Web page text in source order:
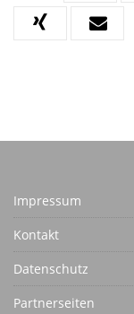
Impressum
Kontakt
Datenschutz
Partnerseiten